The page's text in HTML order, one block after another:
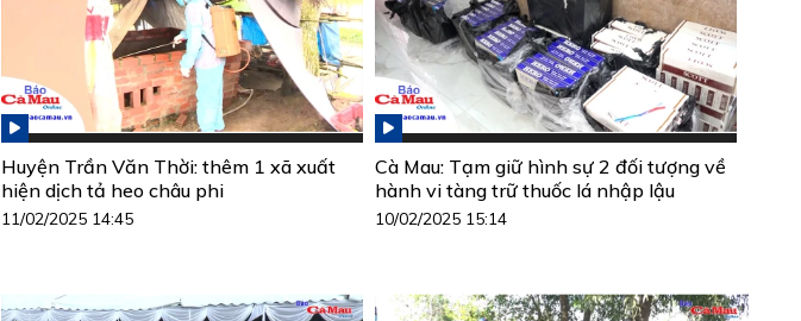
Huyện Trần Văn Thời: thêm 1 xã xuất
hiện dịch tả heo châu phi
11/02/2025 14:45
Cà Mau: Tạm giữ hình sự 2 đối tượng về
hành vi tàng trữ thuốc lá nhập lậu
10/02/2025 15:14